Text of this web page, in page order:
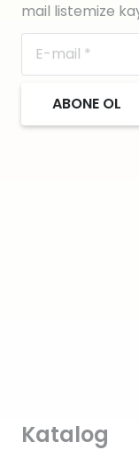
mail listemize
ABONE OL
Katalog